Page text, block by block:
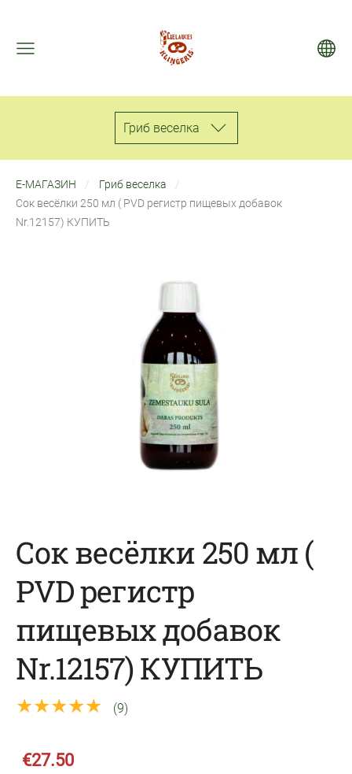
Гриб веселкa
Е-МАГАЗИН
Гриб веселкa
Сок весёлки 250 мл ( PVD pегистр пищевых добавок
Nr.12157) КУПИТЬ
Сок весёлки 250 мл (
PVD pегистр
пищевых добавок
Nr.12157) КУПИТЬ
★★★★★ (9)
€27.50